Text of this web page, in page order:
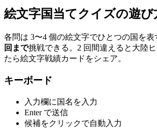
絵文字国当てクイズの遊び
各問は 3〜4 個の絵文字でひとつの国を表
回まで挑戦できる。2 回間違えると大陸
たら絵文字戦績カードをシェア。
キーボード
入力欄に国名を入力
Enter で送信
候補をクリックで自動入力